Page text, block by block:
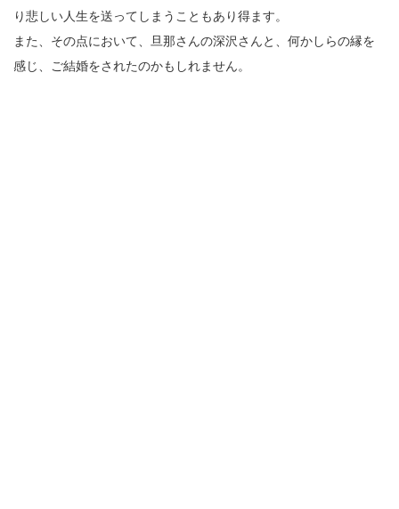
り悲しい人生を送ってしまうこともあり得ます。
また、その点において、旦那さんの深沢さんと、何かしらの縁を
感じ、ご結婚をされたのかもしれません。